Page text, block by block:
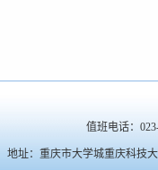
值班电话：
地址：重庆市大学城重庆科技